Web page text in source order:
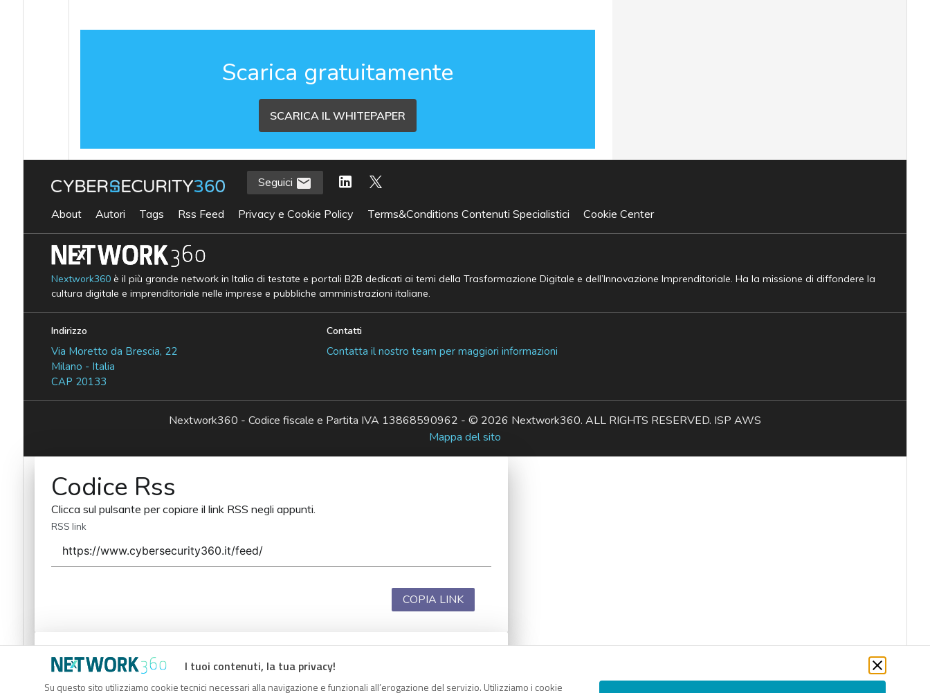
Scarica gratuitamente
SCARICA IL WHITEPAPER
I tuoi contenuti, la tua privacy!
Su questo sito utilizziamo cookie tecnici necessari alla navigazione e funzionali all’erogazione del servizio. Utilizziamo i cookie
Seguici
About Autori Tags Rss Feed Privacy e Cookie Policy Terms&Conditions Contenuti Specialistici Cookie Center
Nextwork360è il più grande network in Italia di testate e portali B2B dedicati ai temi della Trasformazione Digitale e dell’Innovazione Imprenditoriale. Ha la missione di diffondere la
cultura digitale e imprenditoriale nelle imprese e pubbliche amministrazioni italiane.
Indirizzo
Via Moretto da Brescia, 22
Milano - Italia
CAP 20133
Contatti
Contatta il nostro team per maggiori informazioni
Nextwork360 - Codice fiscale e Partita IVA 13868590962 - © 2026 Nextwork360. ALL RIGHTS RESERVED. ISP AWS
Mappa del sito
Codice Rss
Clicca sul pulsante per copiare il link RSS negli appunti.
RSS link
COPIA LINK
Codice Rss
Clicca sul pulsante per copiare il link RSS negli appunti.